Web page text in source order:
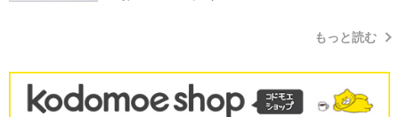
もっと読む